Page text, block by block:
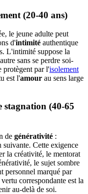
(20-40 ans)
le jeune adulte peut
d'intimité authentique
L'intimité suppose la
sans se perdre soi-
protègent par l'isolement
est l'amour au sens large
(40-65
de générativité :
Cette exigence
la créativité, le mentorat
le sujet sombre
personnel marqué par
correspondante est la
au-delà de soi.